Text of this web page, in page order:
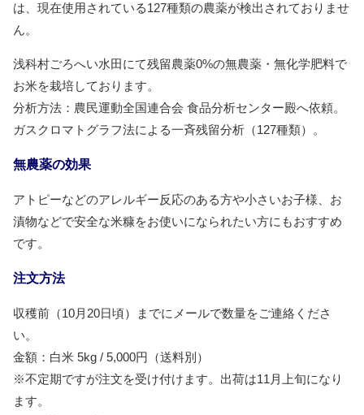
は、現在使用されている127種類の農薬が検出されておりませ
ん。
浅科村ごろへい水田にて残留農薬0%の無農薬・無化学肥料で
お米を栽培しております。
分析方法：農民運動全国連合会 食品分析センター殿へ依頼。
ガスクロマトグラフ法による一斉残留分析（127種類）。
無農薬の効果
アトピーなどのアレルギー反応のある方や小さいお子様、お
漬物などで安全な米糠をお使いになられたい方にもおすすめ
です。
注文方法
収穫前（10月20日頃）までにメールで数量をご連絡くださ
い。
金額：白米 5kg / 5,000円（送料別）
※不定期ですが注文を受け付けます。出荷は11月上旬になり
ます。